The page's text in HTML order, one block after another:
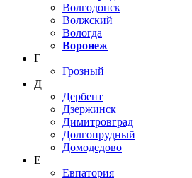
Волгодонск
Волжский
Вологда
Воронеж
Г
Грозный
Д
Дербент
Дзержинск
Димитровград
Долгопрудный
Домодедово
Е
Евпатория